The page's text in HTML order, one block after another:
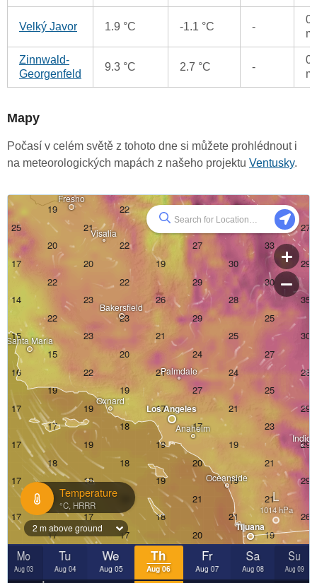
Velký Javor 1.9 °C -1.1 °C -
Zinnwald-
Georgenfeld
9.3 °C 2.7 °C -
Mapy
Počasí v celém světě z tohoto dne si můžete prohlédnout i
na meteorologických mapách z našeho projektu Ventusky.